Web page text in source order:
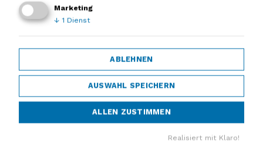
Konzept
Bürgerversammlung des Projekts wurde das
erarbeitete Mobilitätskonzept durch unseren
Partner Dr. Kurt Fallast (PLANUM) vorgestellt.
Die attraktiven Möglichkeiten einer modernen
Verkehrszukunft, die in Richtung Ausbau
Marketing
↓ 1 Dienst
ABLEHNEN
AUSWAHL SPEICHERN
ALLEN ZUSTIMMEN
Realisiert mit Klaro!